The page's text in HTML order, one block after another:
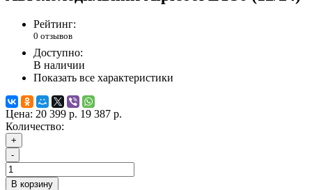
Рейтинг:
0 отзывов
Доступно:
В наличии
Показать все характеристики
Цена: 20 399 р. 19 387 р.
Количество:
+
-
В корзину